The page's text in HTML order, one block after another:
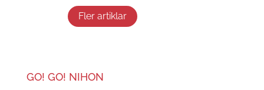
Fler artiklar
GO! GO! NIHON